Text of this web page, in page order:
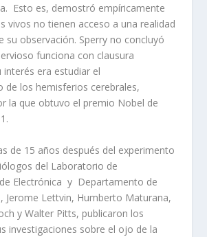
Esto es, demostró empíricamente
vivos no tienen acceso a una realidad
su observación. Sperry no concluyó
funciona con clausura
era estudiar el
de los hemisferios cerebrales,
la que obtuvo el premio Nobel de
de 15 años después del experimento
del Laboratorio de
Electrónica y Departamento de
Jerome Lettvin, Humberto Maturana,
y Walter Pitts, publicaron los
investigaciones sobre el ojo de la